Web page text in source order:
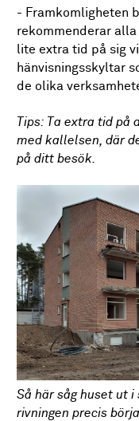
- Framkomligheten
rekommenderar
lite extra tid på sig
hänvisningsskyltar
de olika
Tips: Ta extra tid på
med kallelsen, där
på ditt besök.
Så här såg huset ut
rivningen precis